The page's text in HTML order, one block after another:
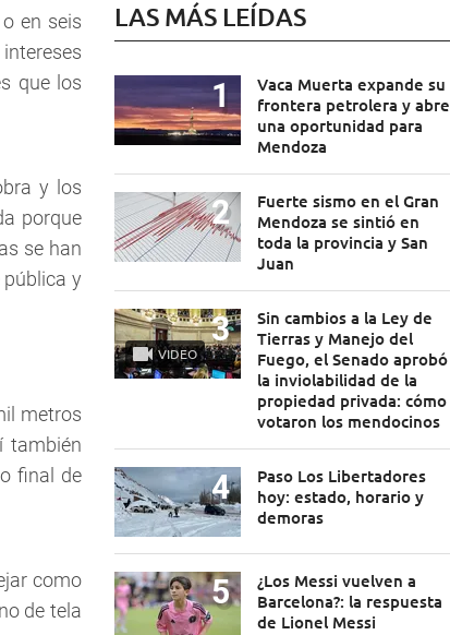
en seis
que los
y los
porque
se han
y
metros
también
final de
como
de tela
LAS MÁS LEÍDAS
Vaca Muerta expande su
frontera petrolera y abre
una oportunidad para
Mendoza
Fuerte sismo en el Gran
Mendoza se sintió en
toda la provincia y San
Juan
VIDEO
Sin cambios a la Ley de
Tierras y Manejo del
Fuego, el Senado aprobó
la inviolabilidad de la
propiedad privada: cómo
votaron los mendocinos
Paso Los Libertadores
hoy: estado, horario y
demoras
¿Los Messi vuelven a
Barcelona?: la respuesta
de Lionel Messi